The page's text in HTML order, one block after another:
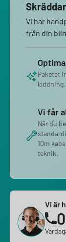
Vi har
från din
Paketet
laddning.
Vi får
När du
10m
teknik.
Vi är